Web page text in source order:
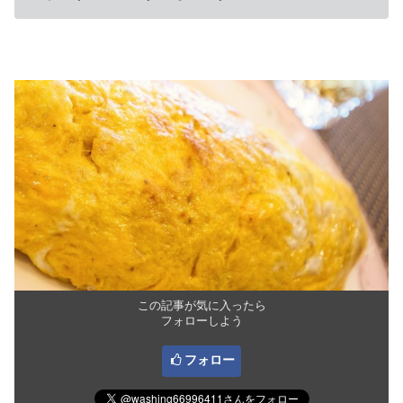
この記事が気に入ったら
フォローしよう
フォロー